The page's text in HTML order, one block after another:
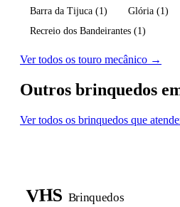
Barra da Tijuca(1) Glória(1)
Recreio dos Bandeirantes(1)
Ver todos os touro mecânico →
Outros brinquedos
Ver todos os brinquedos que
VHS Brinquedos